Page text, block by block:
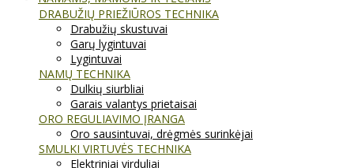
DRABUŽIŲ PRIEŽIŪROS TECHNIKA
Drabužių skustuvai
Garų lygintuvai
Lygintuvai
NAMŲ TECHNIKA
Dulkių siurbliai
Garais valantys prietaisai
ORO REGULIAVIMO ĮRANGA
Oro sausintuvai, drėgmės surinkėjai
SMULKI VIRTUVĖS TECHNIKA
Elektriniai virduliai